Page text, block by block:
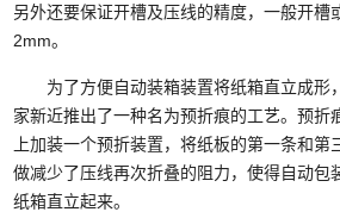
另外还要保证开槽及压线的精度，一般开槽
2mm。
为了方便自动装箱装置将纸箱直立成形
家新近推出了一种名为预折痕的工艺。预折
上加装一个预折装置，将纸板的第一条和
做减少了压线再次折叠的阻力，使得自动包
纸箱直立起来。